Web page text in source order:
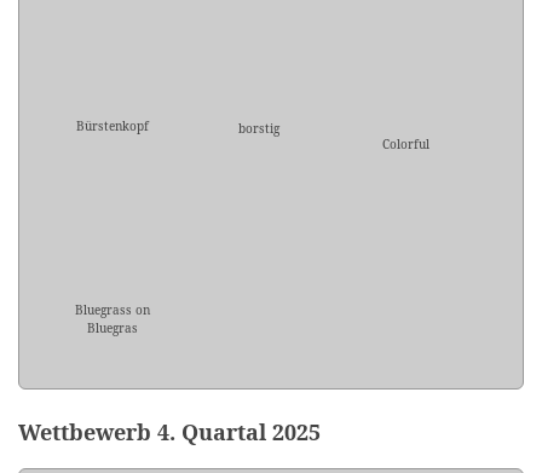
Bürstenkopf
borstig
Colorful
Bluegrass on
Bluegras
Wettbewerb 4. Quartal 2025